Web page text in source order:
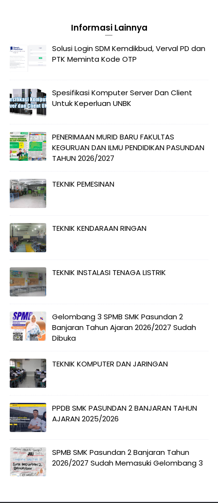
Informasi Lainnya
Solusi Login SDM Kemdikbud, Verval PD dan
PTK Meminta Kode OTP
Spesifikasi Komputer Server Dan Client
Untuk Keperluan UNBK
PENERIMAAN MURID BARU FAKULTAS
KEGURUAN DAN ILMU PENDIDIKAN PASUNDAN
TAHUN 2026/2027
TEKNIK PEMESINAN
TEKNIK KENDARAAN RINGAN
TEKNIK INSTALASI TENAGA LISTRIK
Gelombang 3 SPMB SMK Pasundan 2
Banjaran Tahun Ajaran 2026/2027 Sudah
Dibuka
TEKNIK KOMPUTER DAN JARINGAN
PPDB SMK PASUNDAN 2 BANJARAN TAHUN
AJARAN 2025/2026
SPMB SMK Pasundan 2 Banjaran Tahun
2026/2027 Sudah Memasuki Gelombang 3